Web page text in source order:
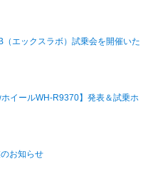
（エックスラボ）試乗会を開催いた
イールWH-R9370】発表＆試乗ホ
お知らせ